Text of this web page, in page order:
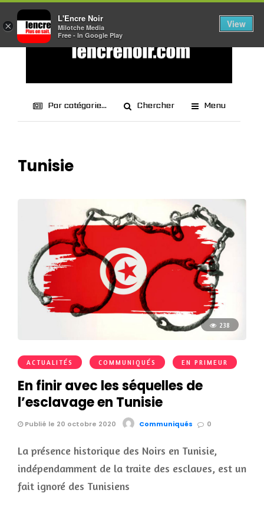
Par catégorie... Chercher Menu
Tunisie
238
ACTUALITÉS COMMUNIQUÉS EN PRIMEUR
En finir avec les séquelles de
l’esclavage en Tunisie
Publié le 20 octobre 2020 Communiqués 0
La présence historique des Noirs en Tunisie,
indépendamment de la traite des esclaves, est un
fait ignoré des Tunisiens
×
L'Encre Noir
Milotche Media
Free - In Google Play
View